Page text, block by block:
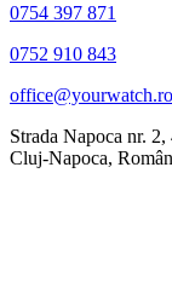
0754 397 871
0752 910 843
office@yourwatch.ro
Strada Napoca nr.
Cluj-Napoca,